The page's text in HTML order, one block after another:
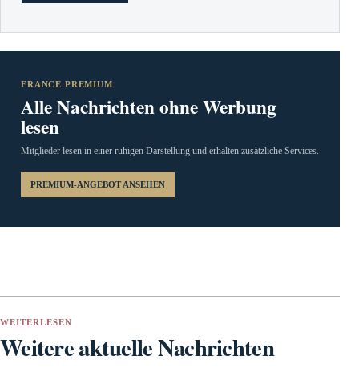
FRANCE PREMIUM
Alle Nachrichten ohne Werbung
lesen
Mitglieder lesen in einer ruhigen Darstellung und erhalten zusätzliche Services.
PREMIUM-ANGEBOT ANSEHEN
WEITERLESEN
Weitere aktuelle Nachrichten